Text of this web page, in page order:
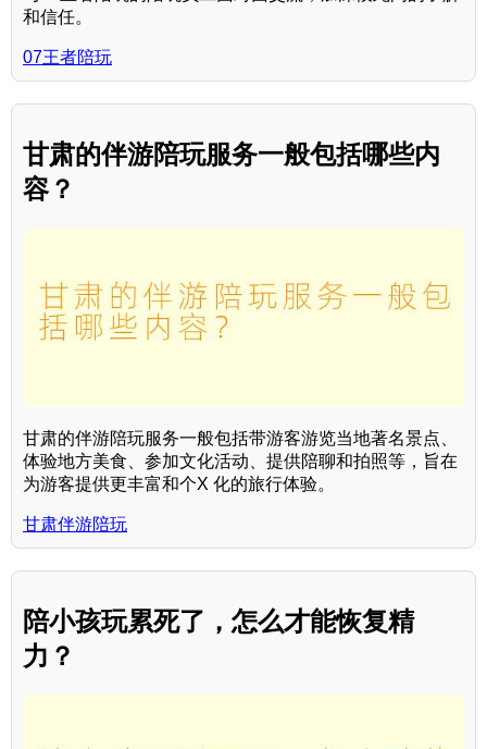
和信任。
07王者陪玩
甘肃的伴游陪玩服务一般包括哪些内
容？
甘肃的伴游陪玩服务一般包括带游客游览当地著名景点、
体验地方美食、参加文化活动、提供陪聊和拍照等，旨在
为游客提供更丰富和个X 化的旅行体验。
甘肃伴游陪玩
陪小孩玩累死了，怎么才能恢复精
力？